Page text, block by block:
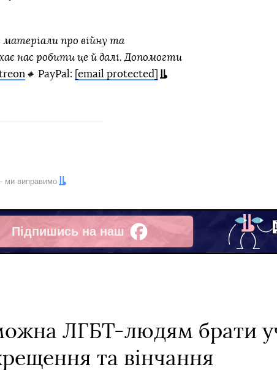
про війну та
нас робити це й далі. Допомогти
🔸 PayPal: [email protected]
ми виправимо
Підпишись на наш
Facebook
ЛГБТ-людям брати
та вінчання